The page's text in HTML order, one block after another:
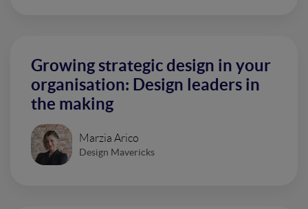
Growing strategic design in your
organisation: Design leaders in
the making
Marzia Arico
Design Mavericks